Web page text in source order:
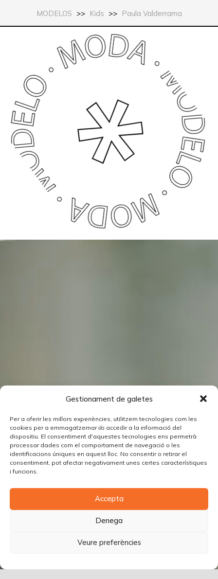
Gestionament de galetes
Per a oferir les millors experiències, utilitzem tecnologies com les
cookies per a emmagatzemar i/o accedir a la informació del
dispositiu. El consentiment d'aquestes tecnologies ens permetrà
processar dades com el comportament de navegació o les
identificacions úniques en aquest lloc. No consentir o retirar el
consentiment, pot afectar negativament unes certes característiques
i funcions.
Accepta
Denega
Veure preferències
MODELOS >> Kids >> Paula Valderrama